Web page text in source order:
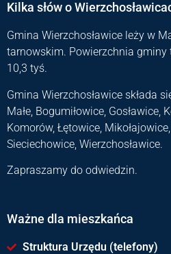
Kilka słów o
Gmina Wierzchosławice leży w
tarnowskim. Powierzchnia gminy
10,3 tyś.
Gmina Wierzchosławice składa
Małe, Bogumiłowice, Gosławice,
Komorów, Łętowice,
Sieciechowice, Wierzchosławice.
Zapraszamy do odwiedzin.
Ważne dla mieszkańca
Struktura Urzędu (telefony)